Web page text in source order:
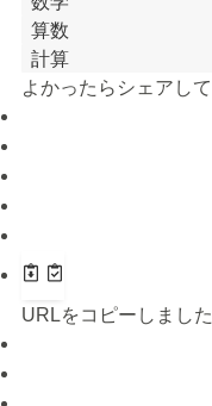
算数
計算
よかったらシェアして
URLをコピーしました